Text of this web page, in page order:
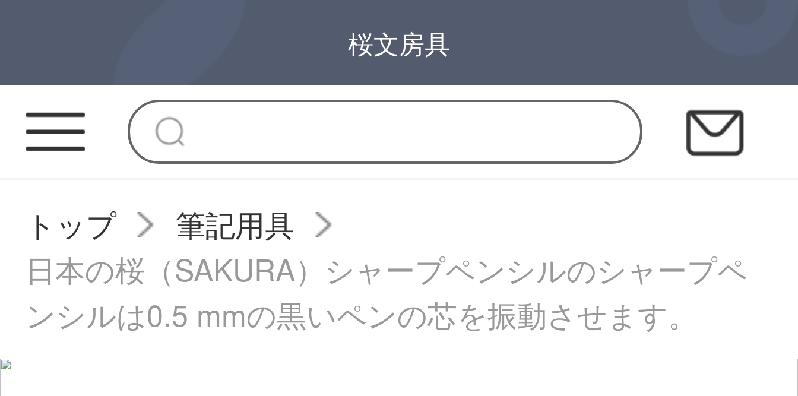
桜文房具
トップ
筆記用具
日本の桜（SAKURA）シャープペンシルのシャープペ
ンシルは0.5 mmの黒いペンの芯を振動させます。